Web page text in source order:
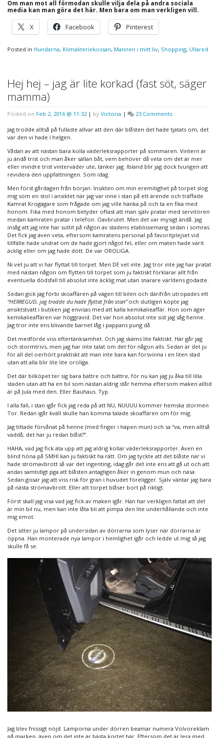
Om man mot all förmodan skulle vilja dela på andra sociala
media kan man göra det här. Men bara om man verkligen vill.
X Facebook Pinterest
Posted in Hundarna, Klimakteriekossan, Mannen i mitt liv, Shopping, Ullared
Hej hej – jag är lite korkad (fast söt, säger
mamma)
Posted on Feb 2, 2016 @ 11:32 | by Victoria | 23 Commentson
hej
är
lite
korkad
säger
mamma)
Jag trodde alltså på fullaste allvar att den där blåsten det hade tjatats om, det
var den vi hade i helgen.
Vådan av att nästan bara kolla väderleksrapporter på sommaren. Vintern är
ju ändå trist och man åker sällan båt, vem behöver då veta om det är mer
eller mindre trist vinterväder ute, tänker jag. Ibland blir jag dock tvungen att
revidera den uppfattningen. Som idag.
Men först gårdagen från början. Insikten om min eremitighet på torpet slog
mig som en stol i ansiktet när jag var inne i stan på ett ärende och träffade
Kamrat Krogägare som frågade om jag ville hänka på och ta en fika med
honom. Fika med honom betyder oftast att man själv pratar med servitören
medan kamraten pratar i telefon. Oavbrutet. Men det var mysigt ändå. Jag
insåg att jag inte har suttit på någon av stadens etablissemang sedan i somras.
Det fick jag även veta, eftersom kamratens personal på favoritplejset vid
tillfälle hade undrat om de hade gjort något fel, eller om maten hade varit
äcklig eller om jag hade dött. De var OROLIGA.
Ni vet ju att vi har flyttat till torpet. Men DE vet inte. Jag tror inte jag har pratat
med nästan någon om flytten till torpet som ju faktiskt förklarar allt från
eventuella dödsfall till absolut inte äcklig mat utan snarare världens godaste.
Sedan gick jag förbi skoaffären på vägen till bilen och därifrån utropades ett
“HERREGUD, jag trodde du hade flyttat från stan”och slutligen köpte jag
ansiktstvätt i butiken jag envisas med att kalla kemikalieaffär. Hon som äger
kemikalieaffären var höggravid. Det var hon absolut inte sist jag såg henne.
Jag tror inte ens blivande barnet låg i pappans pung då.
Det medförde viss eftertänksamhet. Och jag skäms lite faktiskt. Här går jag
och stormtrivs, men jag har inte talat om det för någon alls. Sedan är det ju
för all del oerhört praktiskt att man inte bara kan försvinna i en liten stad
utan att alla blir lite lite oroliga.
Det där bilköpet ter sig bara bättre och bättre, för nu kan jag ju åka till lilla
staden utan att ha en bil som nästan aldrig står hemma eftersom maken alltid
är på Jula med den. Eller Bauhaus. Typ.
I alla fall, i stan igår fick jag reda på att NU, NUUUU kommer hemska stormen
Tor. Redan igår kväll skulle han komma talade skoaffären om för mig.
Jag tittade förvånat på henne (med finger i häpen mun) och sa “va, men alltså
vaddå, det har ju redan blåst?”.
HAHA, vad jag fick äta upp att jag aldrig kollar väderleksrapporter. Även en
blind höna på SMHI kan ju faktiskt ha rätt. Om jag tyckte att det blåste när vi
hade strömavbrott så var det ingenting, idag går det inte ens att gå ut och att
andas samtidigt pga att blåsten antagligen åker in genom mun och näsa.
Sedan gissar jag att viss risk för gran i huvudet föreligger. Själv väntar jag bara
på nästa strömavbrott. Eller att torpet blåser bort på riktigt.
Först skall jag visa vad jag fick av maken igår. Han har verkligen fattat att det
är min bil nu, men kan inte låta bli att pimpa den lite underhållande och inte
mig emot.
Det sitter ju lampor på undersidan av dörrarna som lyser när dörrarna är
öppna. Han monterade nya lampor i hemlighet igår och ledde ut mig så jag
skulle få se.
Jag blev fnissigt nöjd. Lamporna under dörren beamar numera Volvoreklam
på marken, även om det inte är bästa kortet här. Eftersom det är lera med